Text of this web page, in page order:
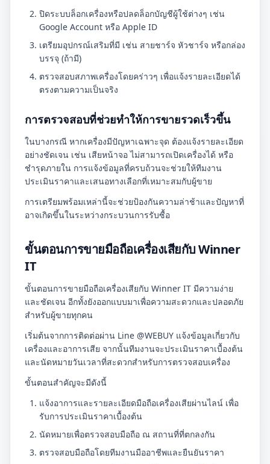
ปิดระบบล็อกเครื่องหรือปลดล็อกบัญชีผู้ใช้ต่างๆ เช่น
Google Account หรือ Apple ID
เตรียมอุปกรณ์เสริมที่มี เช่น สายชาร์จ หัวชาร์จ หรือกล่อง
บรรจุ (ถ้ามี)
ตรวจสอบสภาพเครื่องโดยคร่าวๆ เพื่อแจ้งรายละเอียดได้
ตรงตามความเป็นจริง
การตรวจสอบที่ช่วยทำให้การขายรวดเร็วขึ้น
ในบางกรณี หากเครื่องมีปัญหาเฉพาะจุด ต้องแจ้งรายละเอียด
อย่างชัดเจน เช่น เสียหน้าจอ ไม่สามารถเปิดเครื่องได้ หรือ
ชำรุดภายใน การแจ้งข้อมูลที่ครบถ้วนจะช่วยให้ทีมงาน
ประเมินราคาและเสนอทางเลือกที่เหมาะสมกับผู้ขาย
การเตรียมพร้อมเหล่านี้จะช่วยป้องกันความล่าช้าและปัญหาที่
อาจเกิดขึ้นในระหว่างกระบวนการรับซื้อ
ขั้นตอนการขายมือถือเครื่องเสียกับ Winner
IT
ขั้นตอนการขายมือถือเครื่องเสียกับ Winner IT มีความง่าย
และชัดเจน อีกทั้งยังออกแบบมาเพื่อความสะดวกและปลอดภัย
สำหรับผู้ขายทุกคน
เริ่มต้นจากการติดต่อผ่าน Line @WEBUY แจ้งข้อมูลเกี่ยวกับ
เครื่องและอาการเสีย จากนั้นทีมงานจะประเมินราคาเบื้องต้น
และนัดหมายวันเวลาที่สะดวกสำหรับการตรวจสอบเครื่อง
ขั้นตอนสำคัญจะมีดังนี้
แจ้งอาการและรายละเอียดมือถือเครื่องเสียผ่านไลน์ เพื่อ
รับการประเมินราคาเบื้องต้น
นัดหมายเพื่อตรวจสอบมือถือ ณ สถานที่ที่ตกลงกัน
ตรวจสอบมือถือโดยทีมงานมืออาชีพและยืนยันราคา